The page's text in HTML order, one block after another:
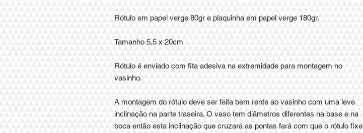
Rótulo em papel verge 80gr e plaquinha em papel verge 180gr.
Tamanho 5,5 x 20cm
Rótulo é enviado com fita adesiva na extremidade para montagem no
vasinho.
A montagem do rótulo deve ser feita bem rente ao vasinho com uma leve
inclinação na parte traseira. O vaso tem diâmetros diferentes na base e na
boca então esta inclinação que cruzará as pontas fará com que o rótulo fixe